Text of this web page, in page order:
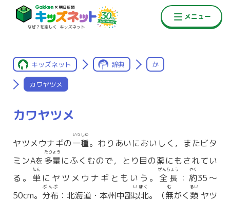
キッズネット 辞典 か
カワヤツメ
カワヤツメ
ヤツメウナギの一種
いっしゅ
。わりあいにおいしく，またビタ
ミンAを 多量
たりょう
にふくむので，とり目の薬にもされてい
る。 単
たん
にヤツメウナギともいう。 全長
ぜんちょう
： 約
やく
35〜
50cm。 分布
ぶんぷ
：北海道・本州中部以北
いほく
。（無
む
がく 類
るい
ヤツ